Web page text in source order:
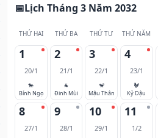
Lịch Tháng 3 Năm 2032
THỨ HAI THỨ BA THỨ TƯ THỨ NĂM
1
20/1
🐎
Bính Ngọ
2
21/1
🐐
Đinh Mùi
3
22/1
🐒
Mậu Thân
4
23/1
🐓
Kỷ Dậu
8
27/1
9
28/1
10
29/1
11
1/2